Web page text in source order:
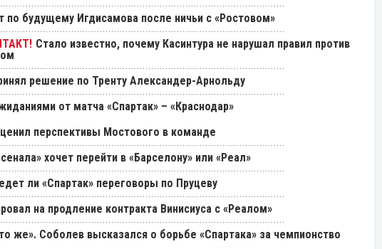
по будущему Игдисамова после ничьи с «Ростовом»
Стало известно, почему Касинтура не нарушал правил против
решение по Тренту Александер-Арнольду
от матча «Спартак» – «Краснодар»
перспективы Мостового в команде
хочет перейти в «Барселону» или «Реал»
ли «Спартак» переговоры по Пруцеву
на продление контракта Винисиуса с «Реалом»
же». Соболев высказался о борьбе «Спартака» за чемпионство